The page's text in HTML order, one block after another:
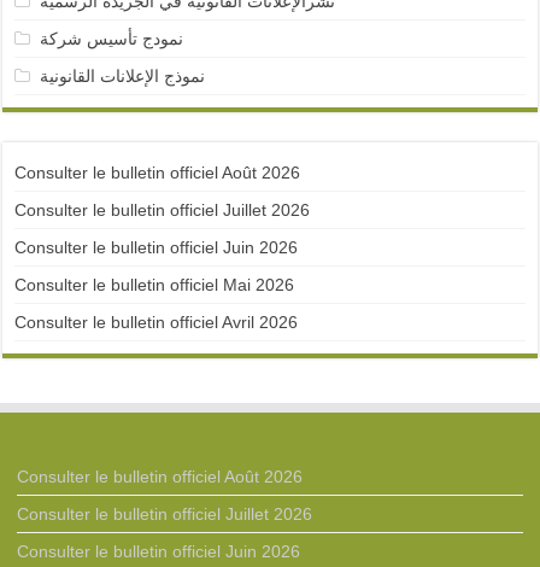
نمودج تأسيس شركة
نموذج الإعلانات القانونية
Consulter le bulletin officiel Août 2026
Consulter le bulletin officiel Juillet 2026
Consulter le bulletin officiel Juin 2026
Consulter le bulletin officiel Mai 2026
Consulter le bulletin officiel Avril 2026
Consulter le bulletin officiel Août 2026
Consulter le bulletin officiel Juillet 2026
Consulter le bulletin officiel Juin 2026